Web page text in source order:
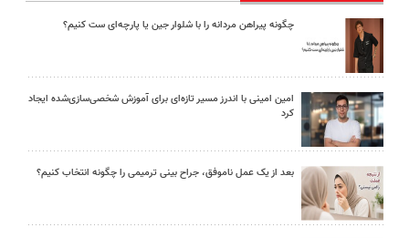
چگونه پیراهن مردانه را با شلوار جین یا پارچه‌ای ست کنیم؟
امین امینی با اندرز مسیر تازه‌ای برای آموزش شخصی‌سازی‌شده ایجاد
کرد
بعد از یک عمل ناموفق، جراح بینی ترمیمی را چگونه انتخاب کنیم؟